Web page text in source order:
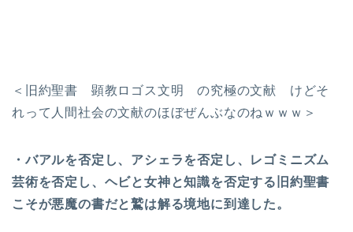
＜旧約聖書 顕教ロゴス文明 の究極の文献 けどそ
れって人間社会の文献のほぼぜんぶなのねｗｗｗ＞
・バアルを否定し、アシェラを否定し、レゴミニズム
芸術を否定し、ヘビと女神と知識を否定する旧約聖書
こそが悪魔の書だと鷲は解る境地に到達した。